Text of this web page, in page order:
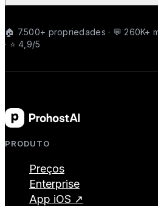
🏠 7.500+ propriedades · 💬 260K+
· ⭐ 4,9/5
PRODUTO
Preços
Enterprise
App iOS ↗